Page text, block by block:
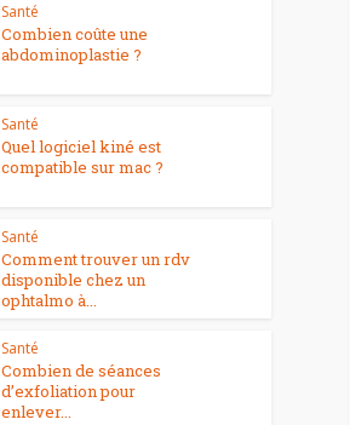
Santé
Combien coûte une
abdominoplastie ?
Santé
Quel logiciel kiné est
compatible sur mac ?
Santé
Comment trouver un rdv
disponible chez un
ophtalmo à...
Santé
Combien de séances
d’exfoliation pour
enlever...